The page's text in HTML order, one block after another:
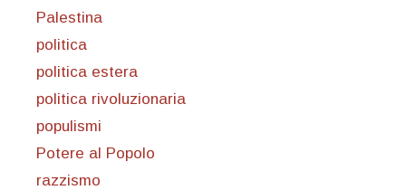
Palestina
politica
politica estera
politica rivoluzionaria
populismi
Potere al Popolo
razzismo